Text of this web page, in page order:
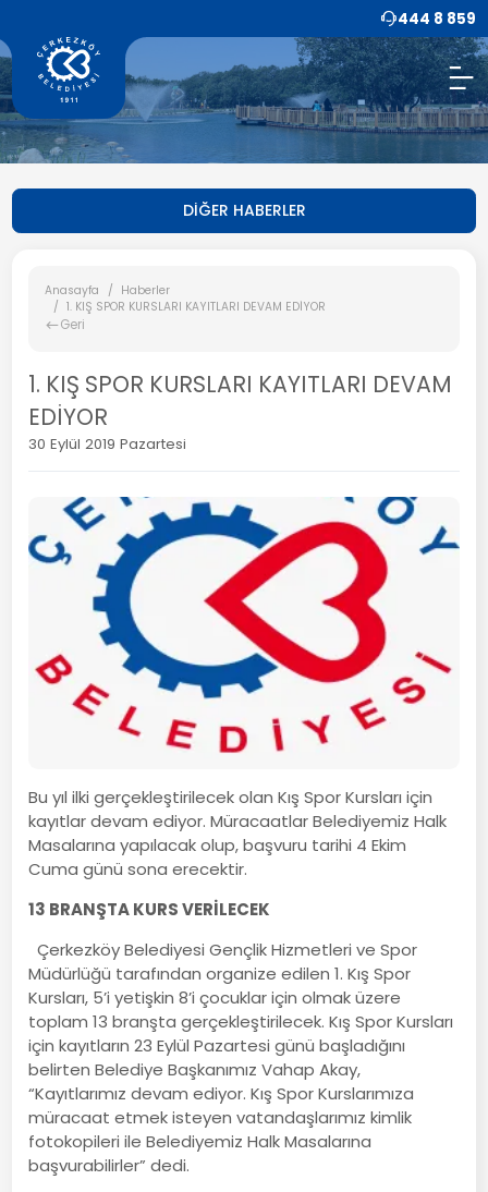
444 8 859
DİĞER HABERLER
Anasayfa
Haberler
1. KIŞ SPOR KURSLARI KAYITLARI DEVAM EDİYOR
Geri
1. KIŞ SPOR KURSLARI KAYITLARI DEVAM
EDİYOR
30 Eylül 2019 Pazartesi
Bu yıl ilki gerçekleştirilecek olan Kış Spor Kursları için
kayıtlar devam ediyor. Müracaatlar Belediyemiz Halk
Masalarına yapılacak olup, başvuru tarihi 4 Ekim
Cuma günü sona erecektir.
13 BRANŞTA KURS VERİLECEK
Çerkezköy Belediyesi Gençlik Hizmetleri ve Spor
Müdürlüğü tarafından organize edilen 1. Kış Spor
Kursları, 5’i yetişkin 8’i çocuklar için olmak üzere
toplam 13 branşta gerçekleştirilecek. Kış Spor Kursları
için kayıtların 23 Eylül Pazartesi günü başladığını
belirten Belediye Başkanımız Vahap Akay,
“Kayıtlarımız devam ediyor. Kış Spor Kurslarımıza
müracaat etmek isteyen vatandaşlarımız kimlik
fotokopileri ile Belediyemiz Halk Masalarına
başvurabilirler” dedi.